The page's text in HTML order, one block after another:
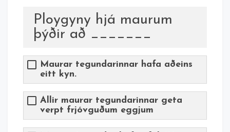
Ploygyny hjá maurum
þýðir að _______
Maurar tegundarinnar hafa aðeins
eitt kyn.
Allir maurar tegundarinnar geta
verpt frjóvguðum eggjum